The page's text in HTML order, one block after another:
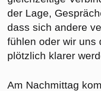
der Lage,
dass sich andere
fühlen oder wir uns
plötzlich klarer
Am Nachmittag